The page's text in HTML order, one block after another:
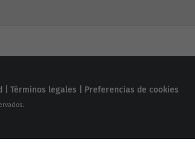
Términos legales Preferencias de cookies